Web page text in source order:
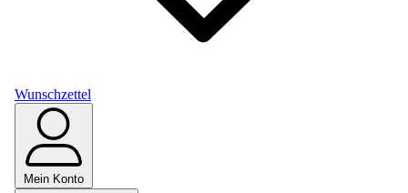
Wunschzettel
Mein Konto